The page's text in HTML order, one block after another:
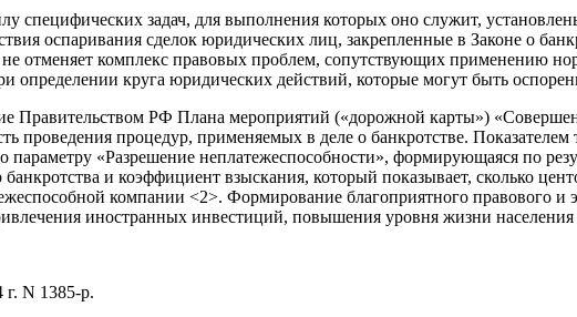
специфических задач, для выполнения которых оно служит,
оспаривания сделок юридических лиц, закрепленные в Законе о
отменяет комплекс правовых проблем, сопутствующих применению
определении круга юридических действий, которые могут быть
Правительством РФ Плана мероприятий («дорожной карты»)
проведения процедур, применяемых в деле о банкротстве.
«Разрешение неплатежеспособности», формирующаяся по
и коэффициент взыскания, который показывает, сколько
компании <2>. Формирование благоприятного правового и
иностранных инвестиций, повышения уровня жизни
N 1385-р.